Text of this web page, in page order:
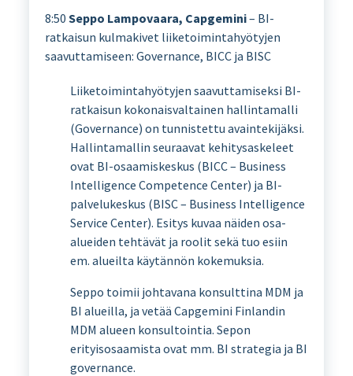
8:50 Seppo Lampovaara, Capgemini– BI-
ratkaisun kulmakivet liiketoimintahyötyjen
saavuttamiseen: Governance, BICC ja BISC
Liiketoimintahyötyjen saavuttamiseksi BI-
ratkaisun kokonaisvaltainen hallintamalli
(Governance) on tunnistettu avaintekijäksi.
Hallintamallin seuraavat kehitysaskeleet
ovat BI-osaamiskeskus (BICC – Business
Intelligence Competence Center) ja BI-
palvelukeskus (BISC – Business Intelligence
Service Center). Esitys kuvaa näiden osa-
alueiden tehtävät ja roolit sekä tuo esiin
em. alueilta käytännön kokemuksia.
Seppo toimii johtavana konsulttina MDM ja
BI alueilla, ja vetää Capgemini Finlandin
MDM alueen konsultointia. Sepon
erityisosaamista ovat mm. BI strategia ja BI
governance.